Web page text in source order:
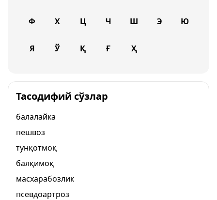
Ф Х Ц Ч Ш Э Ю
Я Ў Қ Ғ Ҳ
Тасодифий сўзлар
балалайка
пешвоз
тунқотмоқ
балқимоқ
масхарабозлик
псевдоартроз